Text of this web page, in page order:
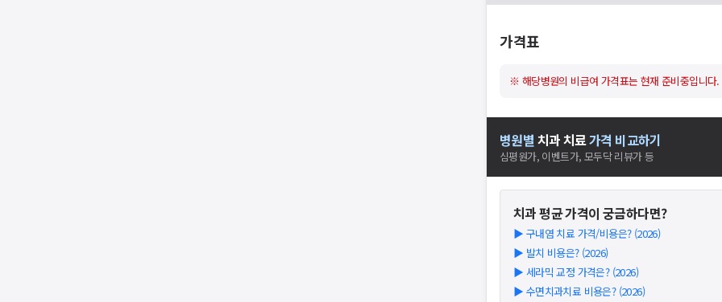
가격표
※ 해당병원의 비급여 가격표는 현재 준비중입니다.
병원별 치과치료가격 비교하기
심평원가, 이벤트가, 모두닥 리뷰가 등
치과평균 가격이 궁금하다면?
▶ 구내염 치료 가격/비용은? (2026)
▶ 발치 비용은? (2026)
▶ 세라믹 교정 가격은? (2026)
▶ 수면치과치료 비용은? (2026)